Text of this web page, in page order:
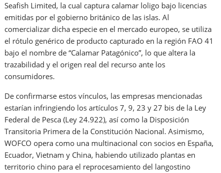
Seafish Limited, la cual captura calamar loligo bajo licencias
emitidas por el gobierno británico de las islas. Al
comercializar dicha especie en el mercado europeo, se utiliza
el rótulo genérico de producto capturado en la región FAO 41
bajo el nombre de “Calamar Patagónico”, lo que altera la
trazabilidad y el origen real del recurso ante los
consumidores.
De confirmarse estos vínculos, las empresas mencionadas
estarían infringiendo los artículos 7, 9, 23 y 27 bis de la Ley
Federal de Pesca (Ley 24.922), así como la Disposición
Transitoria Primera de la Constitución Nacional. Asimismo,
WOFCO opera como una multinacional con socios en España,
Ecuador, Vietnam y China, habiendo utilizado plantas en
territorio chino para el reprocesamiento del langostino